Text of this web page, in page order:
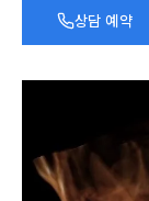
상담 예약